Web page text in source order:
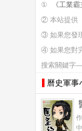
① 《工業霸
② 本站提供
③ 如果您發
④ 如果您對
搜索關鍵
曆史軍事